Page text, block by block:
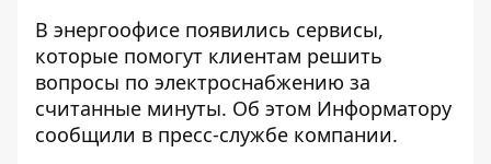
В энергоофисе появились сервисы,
которые помогут клиентам решить
вопросы по электроснабжению за
считанные минуты. Об этом Информатору
сообщили в пресс-службе компании.